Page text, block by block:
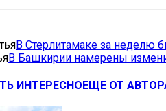
В Стерлитамаке за неделю
В Башкирии намерены
ИНТЕРЕСНОЕЩЕ ОТ